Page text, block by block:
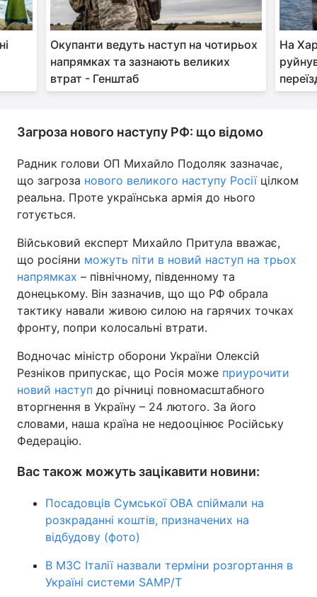
Окупанти ведуть наступ на чотирьох
напрямках та зазнають великих
втрат - Генштаб
На
Загроза нового наступу РФ: що відомо
Радник голови ОП Михайло Подоляк зазначає,
що загроза нового великого наступу Росіїцілком
реальна. Проте українська армія до нього
готується.
Військовий експерт Михайло Притула вважає,
що росіяни можуть піти в новий наступ на трьох
напрямках – північному, південному та
донецькому. Він зазначив, що що РФ обрала
тактику навали живою силою на гарячих точках
фронту, попри колосальні втрати.
Водночас міністр оборони України Олексій
Резніков припускає, що Росія може приурочити
новий наступ до річниці повномасштабного
вторгнення в Україну – 24 лютого. За його
словами, наша країна не недооцінює Російську
Федерацію.
Вас також можуть зацікавити новини:
Посадовців Сумської ОВА спіймали на
розкраданні коштів, призначених на
відбудову (фото)
В МЗС Італії назвали терміни розгортання в
Україні системи SAMP/T